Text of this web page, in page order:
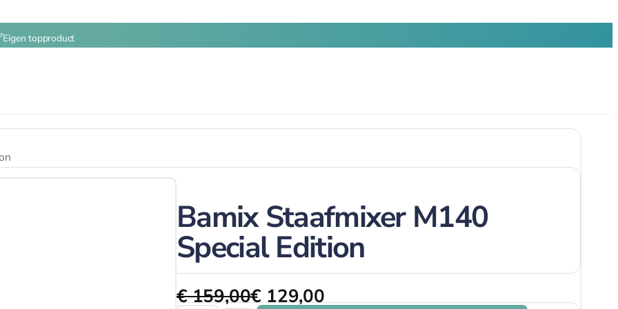
Eigen topproduct
Bamix Staafmixer M140
Special Edition
€159,00
Oorspronkelijke
€129,00
Huidige